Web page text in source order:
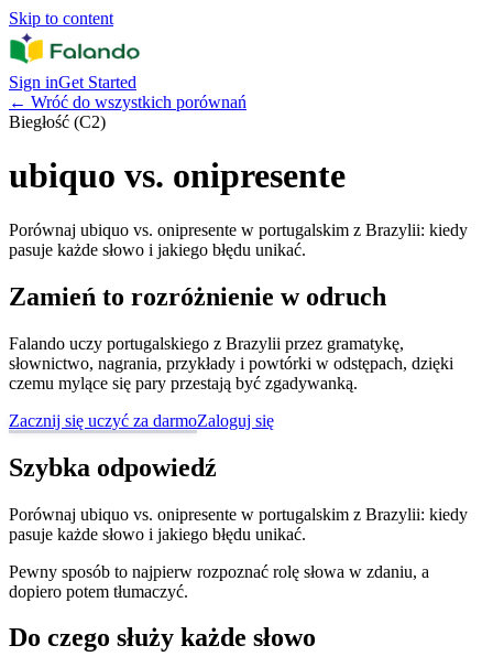
Skip to content
Sign inGet Started
← Wróć do wszystkich porównań
Biegłość (C2)
ubiquo vs. onipresente
Porównaj ubiquo vs. onipresente w portugalskim z Brazylii: kiedy
pasuje każde słowo i jakiego błędu unikać.
Zamień to rozróżnienie w odruch
Falando uczy portugalskiego z Brazylii przez gramatykę,
słownictwo, nagrania, przykłady i powtórki w odstępach, dzięki
czemu mylące się pary przestają być zgadywanką.
Zacznij się uczyć za darmoZaloguj się
Szybka odpowiedź
Porównaj ubiquo vs. onipresente w portugalskim z Brazylii: kiedy
pasuje każde słowo i jakiego błędu unikać.
Pewny sposób to najpierw rozpoznać rolę słowa w zdaniu, a
dopiero potem tłumaczyć.
Do czego służy każde słowo